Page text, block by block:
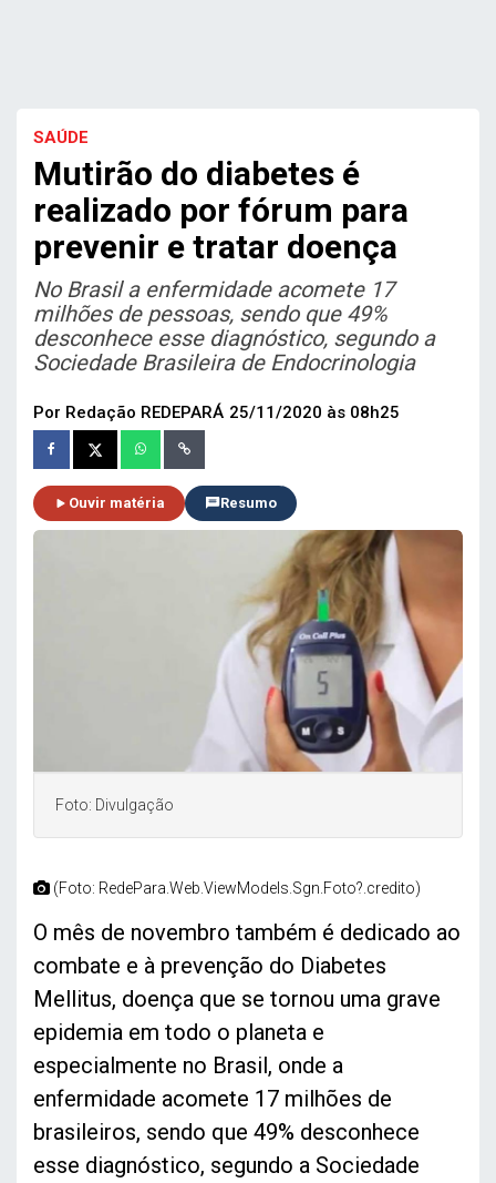
SAÚDE
Mutirão do diabetes é
realizado por fórum para
prevenir e tratar doença
No Brasil a enfermidade acomete 17
milhões de pessoas, sendo que 49%
desconhece esse diagnóstico, segundo a
Sociedade Brasileira de Endocrinologia
Por Redação REDEPARÁ 25/11/2020 às 08h25
Ouvir matéria Resumo
Foto: Divulgação
(Foto: RedePara.Web.ViewModels.Sgn.Foto?.credito)
O mês de novembro também é dedicado ao
combate e à prevenção do Diabetes
Mellitus, doença que se tornou uma grave
epidemia em todo o planeta e
especialmente no Brasil, onde a
enfermidade acomete 17 milhões de
brasileiros, sendo que 49% desconhece
esse diagnóstico, segundo a Sociedade